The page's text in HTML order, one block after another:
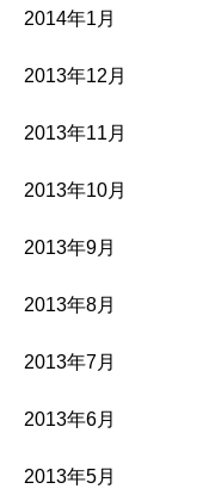
2014年1月
2013年12月
2013年11月
2013年10月
2013年9月
2013年8月
2013年7月
2013年6月
2013年5月